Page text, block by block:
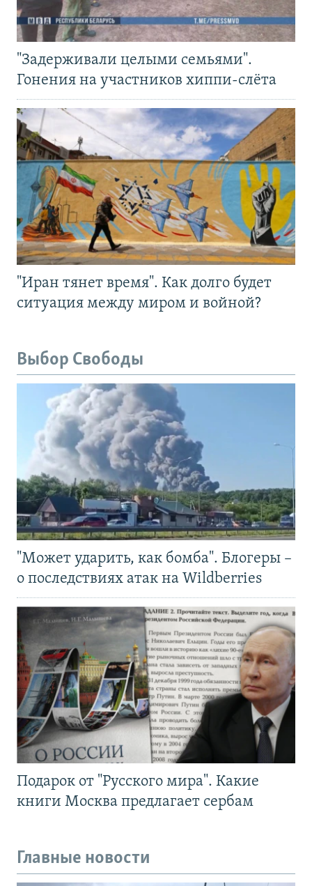
"Задерживали целыми семьями".
Гонения на участников хиппи-слёта
"Иран тянет время". Как долго будет
ситуация между миром и войной?
Выбор Свободы
"Может ударить, как бомба". Блогеры –
о последствиях атак на Wildberries
Подарок от "Русского мира". Какие
книги Москва предлагает сербам
Главные новости